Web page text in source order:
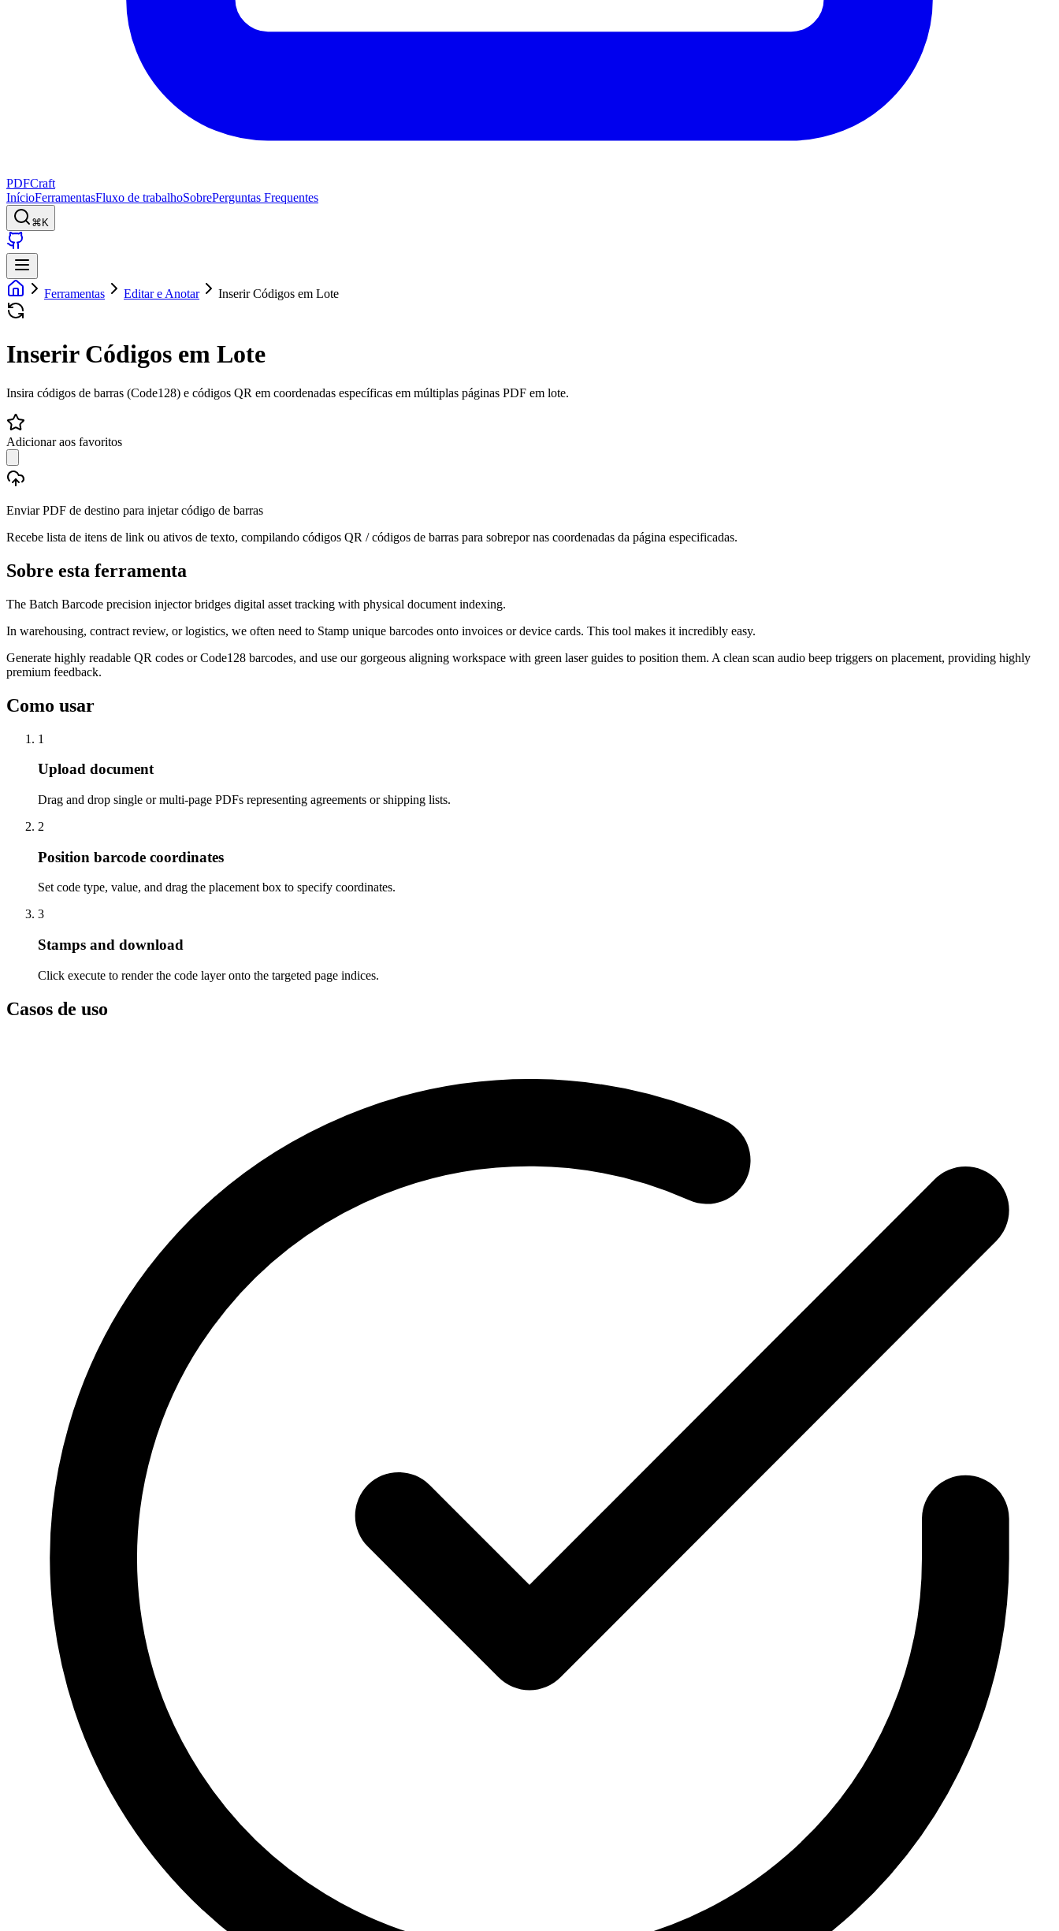
PDFCraft
InícioFerramentasFluxo de trabalhoSobrePerguntas Frequentes
⌘K
Ferramentas Editar e Anotar Inserir Códigos em Lote
Inserir Códigos em Lote
Insira códigos de barras (Code128) e códigos QR em coordenadas específicas em múltiplas páginas PDF em lote.
Adicionar aos favoritos
Enviar PDF de destino para injetar código de barras
Recebe lista de itens de link ou ativos de texto, compilando códigos QR / códigos de barras para sobrepor nas coordenadas da página especificadas.
Sobre esta ferramenta
The Batch Barcode precision injector bridges digital asset tracking with physical document indexing.
In warehousing, contract review, or logistics, we often need to Stamp unique barcodes onto invoices or device cards. This tool makes it incredibly easy.
Generate highly readable QR codes or Code128 barcodes, and use our gorgeous aligning workspace with green laser guides to position them. A clean scan audio beep triggers on placement, providing highly
premium feedback.
Como usar
1
Upload document
Drag and drop single or multi-page PDFs representing agreements or shipping lists.
2
Position barcode coordinates
Set code type, value, and drag the placement box to specify coordinates.
3
Stamps and download
Click execute to render the code layer onto the targeted page indices.
Casos de uso